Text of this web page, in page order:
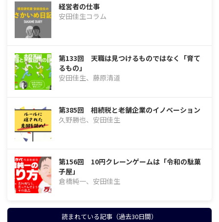
経営者の仕事
安田佳生コラム
第133回 天職は見つけるものではなく「育て
るもの」
安田佳生、藤原清道
第385回 相続税と老舗企業のイノベーション
久野勝也、安田佳生
第156回 10円クレーンゲームは「令和の駄菓
子屋」
倉橋純一、安田佳生
読まれている記事（過去30日間）